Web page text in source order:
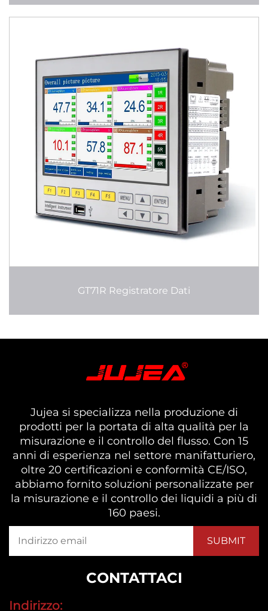
GT71R Registratore Dati
Jujea si specializza nella produzione di
prodotti per la portata di alta qualità per la
misurazione e il controllo del flusso. Con 15
anni di esperienza nel settore manifatturiero,
oltre 20 certificazioni e conformità CE/ISO,
abbiamo fornito soluzioni personalizzate per
la misurazione e il controllo dei liquidi a più di
160 paesi.
CONTATTACI
Indirizzo: